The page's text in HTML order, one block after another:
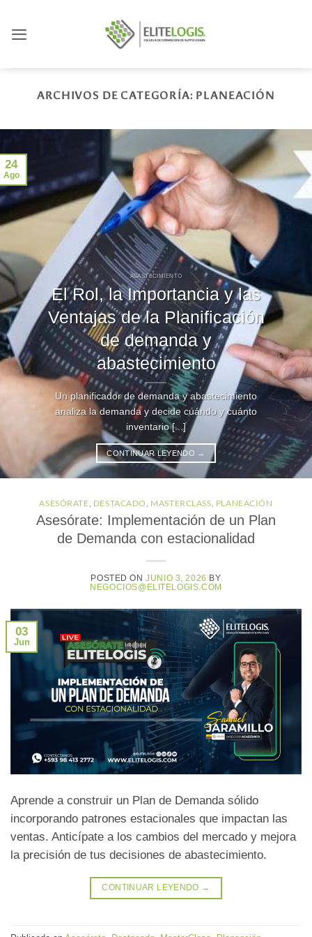
contenido
ARCHIVOS DE CATEGORÍA: PLANEACIÓN
ABASTECIMIENTO
El Rol, la Importancia y las
Ventajas de la Planificación
de demanda y
abastecimiento
Un planificador de demanda y abastecimiento
analiza la demanda y decide cuándo y cuánto
inventario [...]
CONTINUAR LEYENDO →
24
Ago
ASESÓRATE DESTACADO MASTERCLASS PLANEACIÓN
Asesórate: Implementación de un Plan
de Demanda con estacionalidad
POSTED ONJUNIO 3, 2026 BY
NEGOCIOS@ELITELOGIS.COM
03
Jun
Aprende a construir un Plan de Demanda sólido
incorporando patrones estacionales que impactan las
ventas. Anticípate a los cambios del mercado y mejora
la precisión de tus decisiones de abastecimiento.
CONTINUAR LEYENDO →